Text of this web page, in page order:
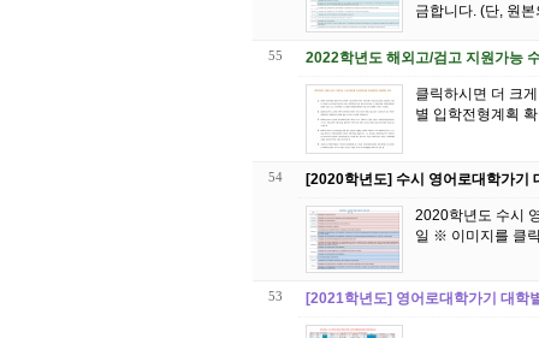
금합니다. (단, 원
55 2022학년도 해외고/검고 지원가능
클릭하시면 더 크게 보실 수 있습니다. 보다 자세한 내용
별 입학전형계획
54 [2020학년도] 수시 영어로대학가기
2020학년도 수시
일 ※ 이미지를 클
53 [2021학년도] 영어로대학가기 대학